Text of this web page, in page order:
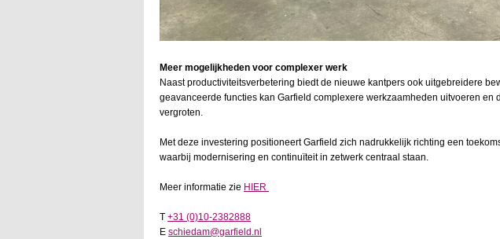
Meer mogelijkheden voor complexer werk
Naast productiviteitsverbetering biedt de nieuwe kantpers ook uitgebreidere
geavanceerde functies kan Garfield complexere werkzaamheden uitvoeren en
vergroten.
Met deze investering positioneert Garfield zich nadrukkelijk richting een
waarbij modernisering en continuïteit in zetwerk centraal staan.
Meer informatie zie HIER
T +31 (0)10-2382888
E schiedam@garfield.nl